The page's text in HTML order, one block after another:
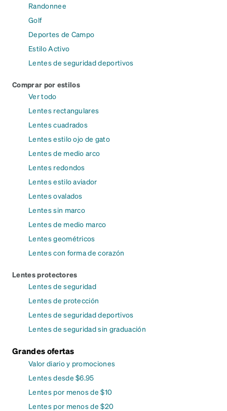
Randonnee
Golf
Deportes de Campo
Estilo Activo
Lentes de seguridad deportivos
Comprar por estilos
Ver todo
Lentes rectangulares
Lentes cuadrados
Lentes estilo ojo de gato
Lentes de medio arco
Lentes redondos
Lentes estilo aviador
Lentes ovalados
Lentes sin marco
Lentes de medio marco
Lentes geométricos
Lentes con forma de corazón
Lentes protectores
Lentes de seguridad
Lentes de protección
Lentes de seguridad deportivos
Lentes de seguridad sin graduación
Grandes ofertas
Valor diario y promociones
Lentes desde $6.95
Lentes por menos de $10
Lentes por menos de $20